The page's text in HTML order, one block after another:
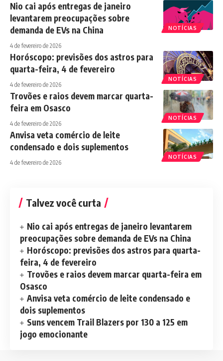
NOTÍCIAS
Nio cai após entregas de janeiro
levantarem preocupações sobre
demanda de EVs na China
4 de fevereiro de 2026
NOTÍCIAS
Horóscopo: previsões dos astros para
quarta-feira, 4 de fevereiro
4 de fevereiro de 2026
NOTÍCIAS
Trovões e raios devem marcar quarta-
feira em Osasco
4 de fevereiro de 2026
NOTÍCIAS
Anvisa veta comércio de leite
condensado e dois suplementos
4 de fevereiro de 2026
Talvez você curta
Nio cai após entregas de janeiro levantarem
preocupações sobre demanda de EVs na China
Horóscopo: previsões dos astros para quarta-
feira, 4 de fevereiro
Trovões e raios devem marcar quarta-feira em
Osasco
Anvisa veta comércio de leite condensado e
dois suplementos
Suns vencem Trail Blazers por 130 a 125 em
jogo emocionante